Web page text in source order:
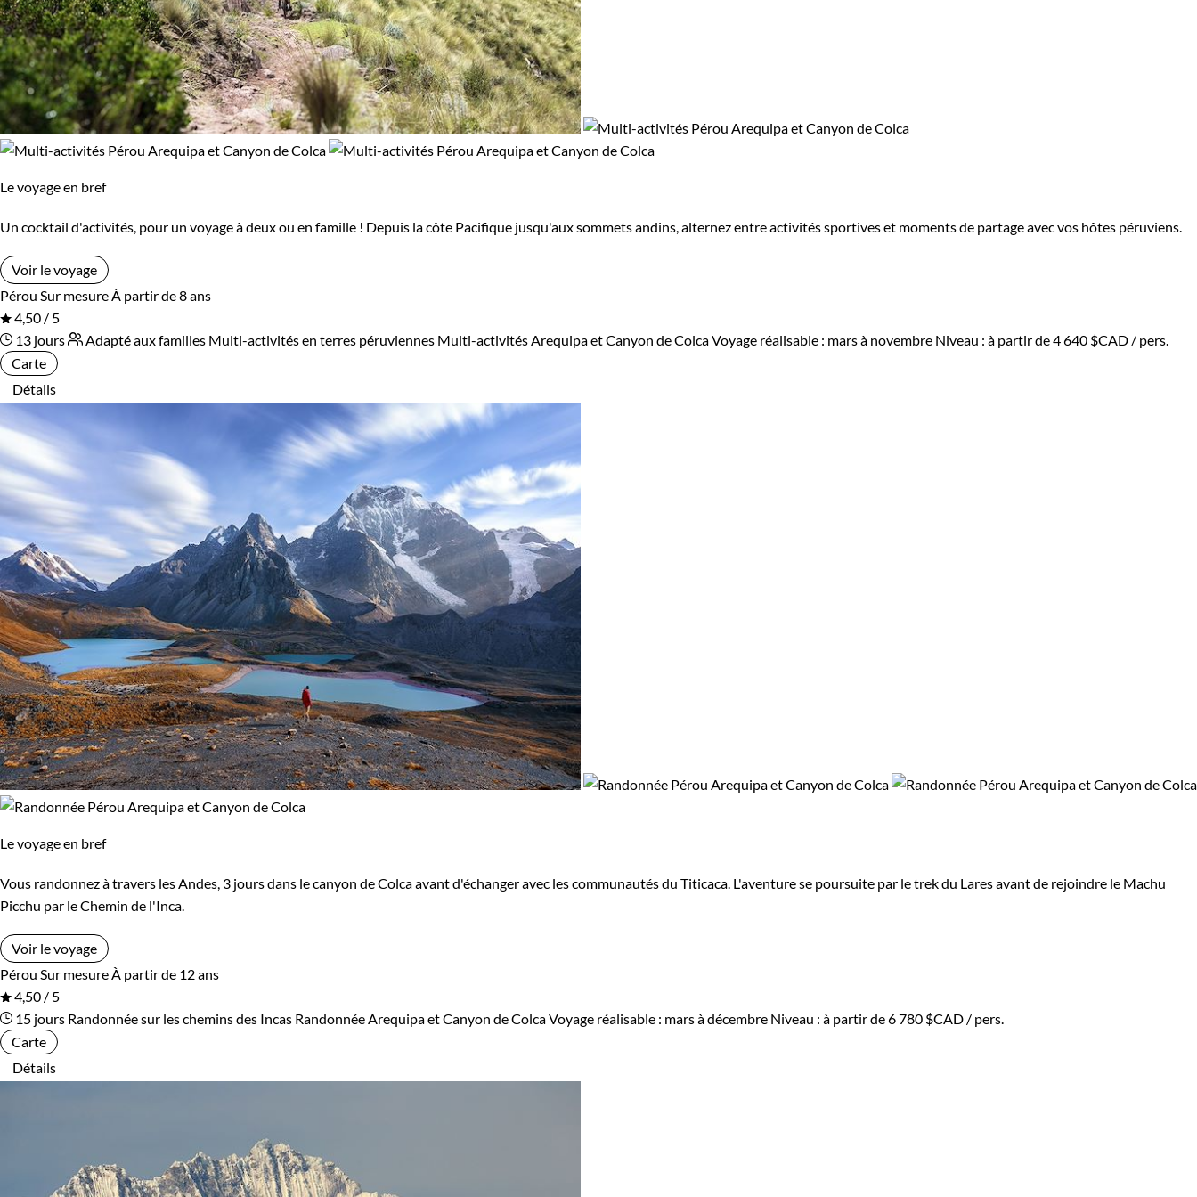
Le voyage en bref
Un cocktail d'activités, pour un voyage à deux ou en famille ! Depuis la côte Pacifique jusqu'aux sommets andins, alternez entre activités sportives et moments de partage avec vos hôtes péruviens.
Voir le voyage
Pérou Sur mesureÀ partir de 8 ans
4,50 / 5
13 jours
Adapté aux familles Multi-activités en terres péruviennes Multi-activités Arequipa et Canyon de ColcaVoyage réalisable : mars à novembre Niveau : à partir de4 640 $CAD / pers.
Carte
Détails
Le voyage en bref
Vous randonnez à travers les Andes, 3 jours dans le canyon de Colca avant d'échanger avec les communautés du Titicaca. L'aventure se poursuite par le trek du Lares avant de rejoindre le Machu
Picchu par le Chemin de l'Inca.
Voir le voyage
Pérou Sur mesureÀ partir de 12 ans
4,50 / 5
15 jours Randonnée sur les chemins des Incas Randonnée Arequipa et Canyon de ColcaVoyage réalisable : mars à décembre Niveau : à partir de6 780 $CAD / pers.
Carte
Détails